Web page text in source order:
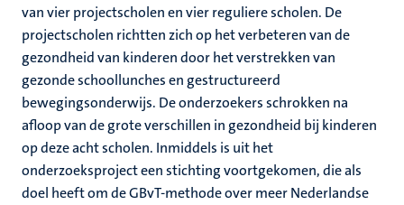
van vier projectscholen en vier reguliere scholen. De
projectscholen richtten zich op het verbeteren van de
gezondheid van kinderen door het verstrekken van
gezonde schoollunches en gestructureerd
bewegingsonderwijs. De onderzoekers schrokken na
afloop van de grote verschillen in gezondheid bij kinderen
op deze acht scholen. Inmiddels is uit het
onderzoeksproject een stichting voortgekomen, die als
doel heeft om de GBvT-methode over meer Nederlandse